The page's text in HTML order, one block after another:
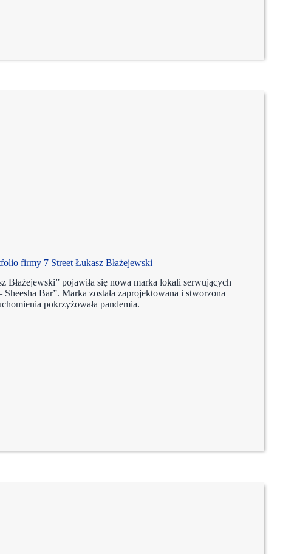
firmy 7 Street Łukasz Błażejewski
Błażejewski” pojawiła się nowa marka lokali serwujących
Bar”. Marka została zaprojektowana i stworzona
pokrzyżowała pandemia.